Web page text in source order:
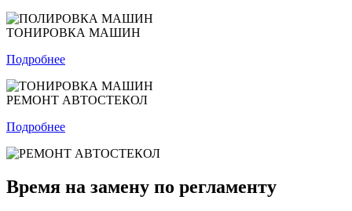
ТОНИРОВКА МАШИН
Подробнее
РЕМОНТ АВТОСТЕКОЛ
Подробнее
Время на замену по регламенту